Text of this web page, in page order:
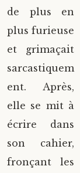
de plus en
plus furieuse
et grimaçait
sarcastiquem
ent. Après,
elle se mit à
écrire dans
son cahier,
fronçant les